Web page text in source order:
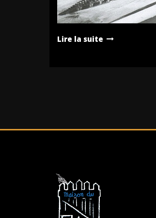
Lire la suite